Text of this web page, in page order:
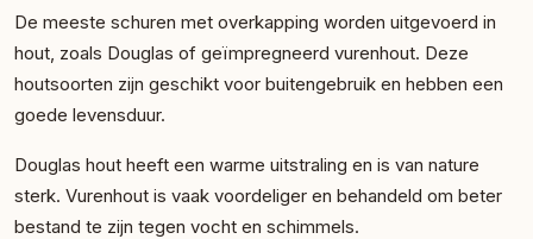
De meeste schuren met overkapping worden uitgevoerd in
hout, zoals Douglas of geïmpregneerd vurenhout. Deze
houtsoorten zijn geschikt voor buitengebruik en hebben een
goede levensduur.
Douglas hout heeft een warme uitstraling en is van nature
sterk. Vurenhout is vaak voordeliger en behandeld om beter
bestand te zijn tegen vocht en schimmels.